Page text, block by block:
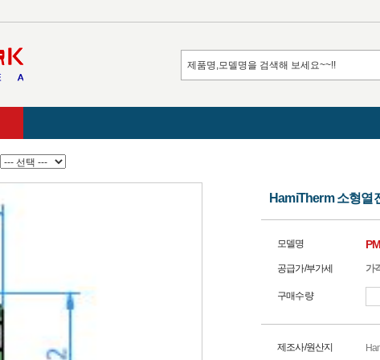
HamiTherm 소형열
모델명
공급가/부가세 가
구매수량
제조사/원산지